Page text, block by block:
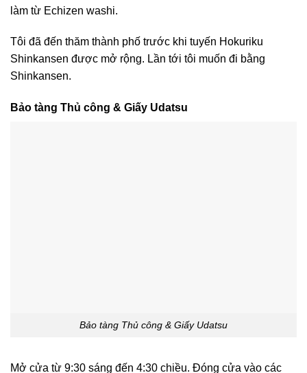
làm từ Echizen washi.
Tôi đã đến thăm thành phố trước khi tuyến Hokuriku
Shinkansen được mở rộng. Lần tới tôi muốn đi bằng
Shinkansen.
Bảo tàng Thủ công & Giấy Udatsu
Bảo tàng Thủ công & Giấy Udatsu
Mở cửa từ 9:30 sáng đến 4:30 chiều. Đóng cửa vào các